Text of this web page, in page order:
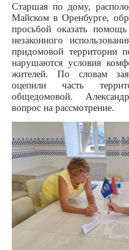
Старшая по дому,
Майском в Оренбурге,
просьбой оказать
незаконного
придомовой территории
нарушаются условия
жителей. По словам
оцепили часть
общедомовой.
вопрос на рассмотрение.